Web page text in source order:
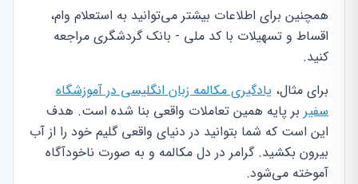
همچنین برای اطلاعات بیشتر می‌توانید به استعلام وام،
اقساط و تسهیلات با کد ملی - بانک گردشگری مراجعه
کنید.
برای مثال، یادگیری مکالمه زبان انگلیسی در آموزشگاه
سفیر بر پایه همین تعاملات واقعی بنا شده است. هدف
این است که شما بتوانید در دنیای واقعی گلیم خود را از آب
بیرون بکشید. گرامر در دل مکالمه و به صورت ناخودآگاه
آموخته می‌شود.